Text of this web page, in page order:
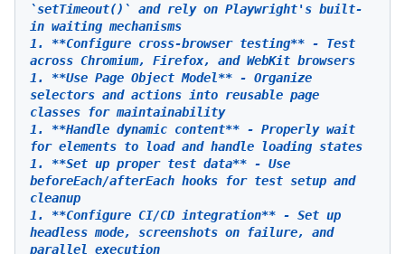
`setTimeout()` and rely on Playwright's built-
in waiting mechanisms
1. **Configure cross-browser testing** - Test
across Chromium, Firefox, and WebKit browsers
1. **Use Page Object Model** - Organize
selectors and actions into reusable page
classes for maintainability
1. **Handle dynamic content** - Properly wait
for elements to load and handle loading states
1. **Set up proper test data** - Use
beforeEach/afterEach hooks for test setup and
cleanup
1. **Configure CI/CD integration** - Set up
headless mode, screenshots on failure, and